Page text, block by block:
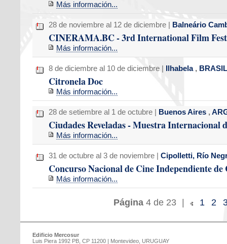
Más información...
28 de noviembre al 12 de diciembre | Balneário
CINERAMA.BC - 3rd International Film
Más información...
8 de diciembre al 10 de diciembre | Ilhabela , BRASIL
Citronela Doc
Más información...
28 de setiembre al 1 de octubre | Buenos Aires ,
Ciudades Reveladas - Muestra Internacional
Más información...
31 de octubre al 3 de noviembre | Cipolletti, Río
Concurso Nacional de Cine Independiente
Más información...
Página 4 de 23 1 2
Edificio Mercosur
Luis Piera 1992 PB, CP 11200 | Montevideo, URUGUAY